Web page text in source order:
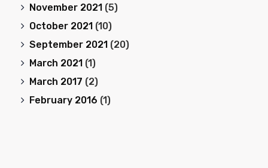
November 2021 (5)
October 2021 (10)
September 2021 (20)
March 2021 (1)
March 2017 (2)
February 2016 (1)